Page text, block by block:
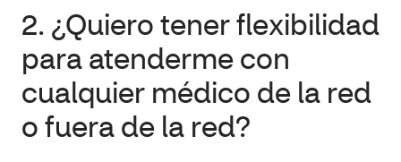
2. ¿Quiero tener flexibilidad
para atenderme con
cualquier médico de la red
o fuera de la red?